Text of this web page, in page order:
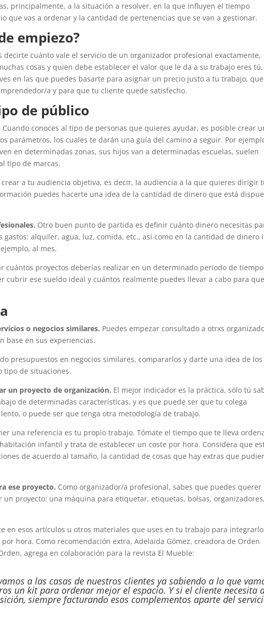
principalmente, a la situación a resolver, en la que influyen el tiempo
que vas a ordenar y la cantidad de pertenencias que se van a gestionar.
empiezo?
decirte cuánto vale el servicio de un organizador profesional exactamente,
cosas y quien debe establecer el valor que le da a su trabajo eres
en las que puedes basarte para asignar un precio justo a tu trabajo, que
a y para que tu cliente quede satisfecho.
de público
Cuando conoces al tipo de personas que quieres ayudar, es posible crear
parámetros, los cuales te darán una guía del camino a seguir. Por
en determinadas zonas, sus hijos van a determinadas escuelas, suelen
tipo de marcas.
a tu audiencia objetiva, es decir, la audiencia a la que quieres dirigir
puedes hacerte una idea de la cantidad de dinero que está
Otro buen punto de partida es definir cuánto dinero necesitas
alquiler, agua, luz, comida, etc., así como en la cantidad de dinero
al mes.
cuántos proyectos deberías realizar en un determinado periodo de
cubrir ese sueldo ideal y cuántos realmente puedes llevar a cabo para
o negocios similares. Puedes empezar consultado a otrxs
base en sus experiencias.
presupuestos en negocios similares, compararlos y darte una idea de los
tipo de situaciones.
un proyecto de organización. El mejor indicador es la práctica, sólo tú
de determinadas características, y es que puede ser que tu colega
o puede ser que tenga otra metodología de trabajo.
una referencia es tu propio trabajo.Tómate el tiempo que te lleva
infantil y trata de establecer un coste por hora. Considera que
de acuerdo al tamaño, la cantidad de cosas que hay extras que
ese proyecto. Como organizador/a profesional, sabes que puedes querer
un proyecto: una máquina para etiquetar, etiquetas, bolsas, organizadores,
en esos artículos u otros materiales que uses en tu trabajo para
por hora. Como recomendación extra, Adelaida Gómez, creadora de Orden
agrega en colaboración para la revista El Mueble:
a las casas de nuestros clientes ya sabiendo a lo que
unkitpara ordenar mejor el espacio. Y si el cliente necesita
siempre facturando esos complementos aparte del